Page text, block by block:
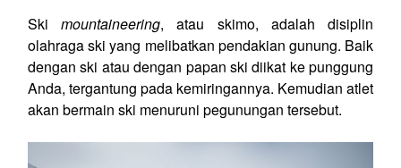
Skimountaineering, atau skimo, adalah disiplin
olahraga ski yang melibatkan pendakian gunung. Baik
dengan ski atau dengan papan ski diikat ke punggung
Anda, tergantung pada kemiringannya. Kemudian atlet
akan bermain ski menuruni pegunungan tersebut.